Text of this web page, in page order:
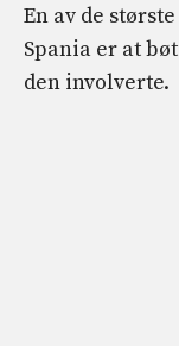
En av de
Spania er at
den involverte.